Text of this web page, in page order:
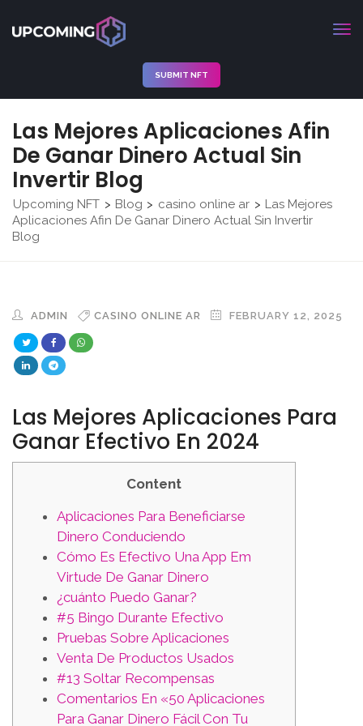
SUBMIT NFT
Las Mejores Aplicaciones Afin
De Ganar Dinero Actual Sin
Invertir Blog
Upcoming NFT > Blog > casino online ar > Las Mejores
Aplicaciones Afin De Ganar Dinero Actual Sin Invertir
Blog
ADMIN CASINO ONLINE AR FEBRUARY 12, 2025
Las Mejores Aplicaciones Para
Ganar Efectivo En 2024
Content
Aplicaciones Para Beneficiarse
Dinero Conduciendo
Cómo Es Efectivo Una App Em
Virtude De Ganar Dinero
¿cuánto Puedo Ganar?
#5 Bingo Durante Efectivo
Pruebas Sobre Aplicaciones
Venta De Productos Usados
#13 Soltar Recompensas
Comentarios En «50 Aplicaciones
Para Ganar Dinero Fácil Con Tu